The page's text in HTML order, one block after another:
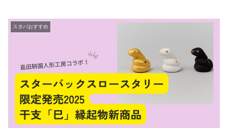
スタバおすすめ